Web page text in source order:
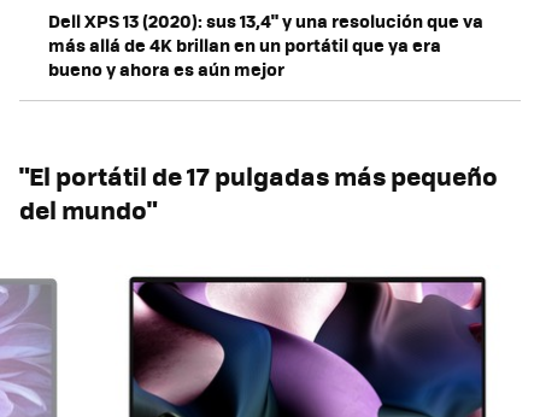
Dell XPS 13 (2020): sus 13,4" y una resolución que va
más allá de 4K brillan en un portátil que ya era
bueno y ahora es aún mejor
"El portátil de 17 pulgadas más pequeño
del mundo"